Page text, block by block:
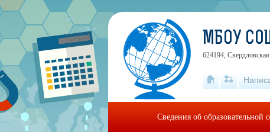
МБОУ
624194,
Сведения об образовательной